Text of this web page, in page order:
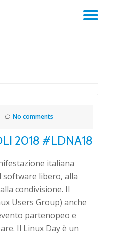
No comments
2018 #LDNA18
italiana
software libero, alla
condivisione. Il
Users Group) anche
partenopeo e
Il Linux Day è un